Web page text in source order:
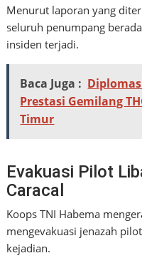
Menurut laporan yang
seluruh penumpang
insiden terjadi.
Baca Juga :
Prestasi Gemilang
Timur
Evakuasi Pilot
Caracal
Koops TNI Habema
mengevakuasi jenazah
kejadian.